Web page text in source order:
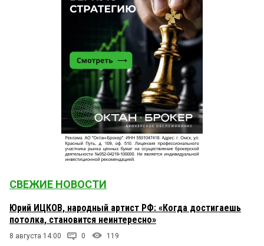
СВЕЖИЕ НОВОСТИ
Юрий ИЦКОВ, народный артист РФ: «Когда достигаешь
потолка, становится неинтересно»
8 августа 14:00 0 119